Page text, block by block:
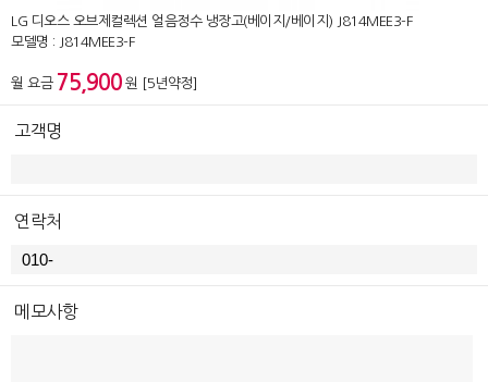
LG 디오스 오브제컬렉션 얼음정수 냉장고(베이지/베이지) J814MEE3-F
모델명 : J814MEE3-F
월 요금 75,900 원 [5년약정]
고객명
연락처
메모사항